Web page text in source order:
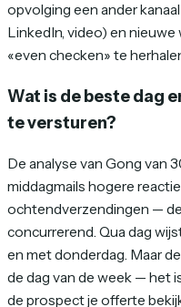
opvolging een ander
LinkedIn, video) en
«even checken» te
Wat is de beste dag
te versturen?
De analyse van Gong van
middagmails hogere
ochtendverzendingen —
concurrerend. Qua dag
en met donderdag. Maar
de dag van de week — het
de prospect je offerte